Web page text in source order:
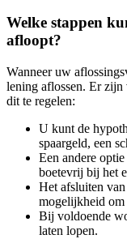
Welke stappen
afloopt?
Wanneer uw
lening aflossen. Er zijn
dit te regelen:
U kunt de
spaargeld, een
Een andere
boetevrij bij het
Het afsluiten
mogelijkheid om
Bij voldoende
laten lopen.